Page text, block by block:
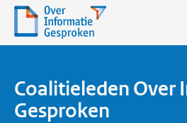
Coalitieleden Over
Gesproken